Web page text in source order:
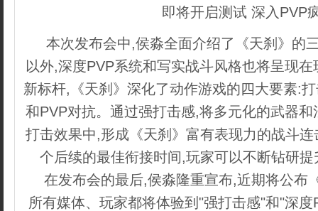
即将开启测试 深入PVP
本次发布会中,侯淼全面介绍了《天刹》的
以外,深度PVP系统和写实战斗风格也将呈现
新标杆,《天刹》深化了动作游戏的四大要素:
和PVP对抗。通过强打击感,将多元化的武器
打击效果中,形成《天刹》富有表现力的战斗
个后续的最佳衔接时间,玩家可以不断钻研
在发布会的最后,侯淼隆重宣布,近期将公布
所有媒体、玩家都将体验到"强打击感"和"深